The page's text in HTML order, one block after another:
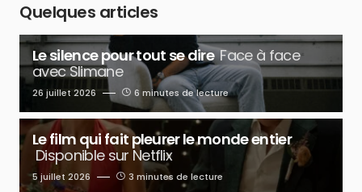
Quelques articles
Le silence pour tout se dire Face à face
avec Slimane
26 juillet 2026 6 minutes de lecture
Le film qui fait pleurer le monde entier
Disponible sur Netflix
5 juillet 2026 3 minutes de lecture